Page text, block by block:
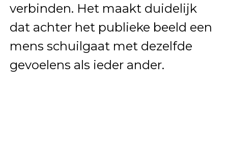
verbinden. Het maakt duidelijk
dat achter het publieke beeld een
mens schuilgaat met dezelfde
gevoelens als ieder ander.